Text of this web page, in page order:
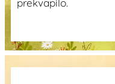
prekvapilo.